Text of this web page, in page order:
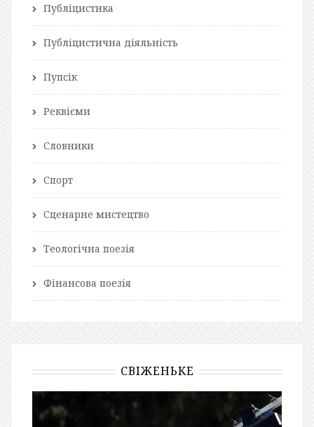
Публіцистика
Публіцистична діяльність
Пупсік
Реквієми
Словники
Спорт
Сценарне мистецтво
Теологічна поезія
Фінансова поезія
СВІЖЕНЬКЕ